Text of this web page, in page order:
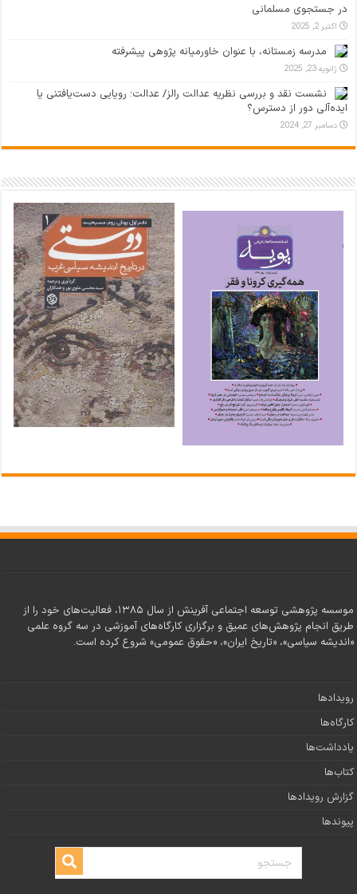
در جستجوی مسلمانی
اکتبر 2, 2025
مدرسه زمستانه، با عنوان خاورمیانه پژوهی پیشرفته
ژانویه 23, 2025
نشست نقد و بررسی نظریه عدالت رالز/ عدالت؛ رویایی دست‌یافتنی یا
ایده‌آلی دور از دسترس؟
دسامبر 27, 2024
موسسه پژوهشی توسعه اجتماعی آفرینش از سال ۱۳۸۵، فعالیت‌های خود را از
طریق انجام پژوهش‌های عمیق و برگزاری کارگاه‌های آموزشی در سه گروه علمی
«اندیشه سیاسی»، «تاریخ ایران»، «حقوق عمومی» شروع کرده است.
رویدادها
کارگاه‌ها
یادداشت‌ها
کتاب‌ها
گزارش رویدادها
پیوندها